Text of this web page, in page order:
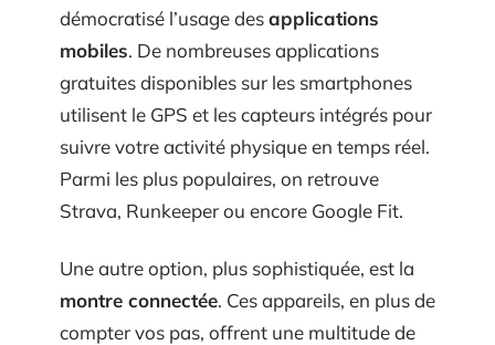
démocratisé l’usage desapplications
mobiles. De nombreuses applications
gratuites disponibles sur les smartphones
utilisent le GPS et les capteurs intégrés pour
suivre votre activité physique en temps réel.
Parmi les plus populaires, on retrouve
Strava, Runkeeper ou encore Google Fit.
Une autre option, plus sophistiquée, est la
montre connectée. Ces appareils, en plus de
compter vos pas, offrent une multitude de